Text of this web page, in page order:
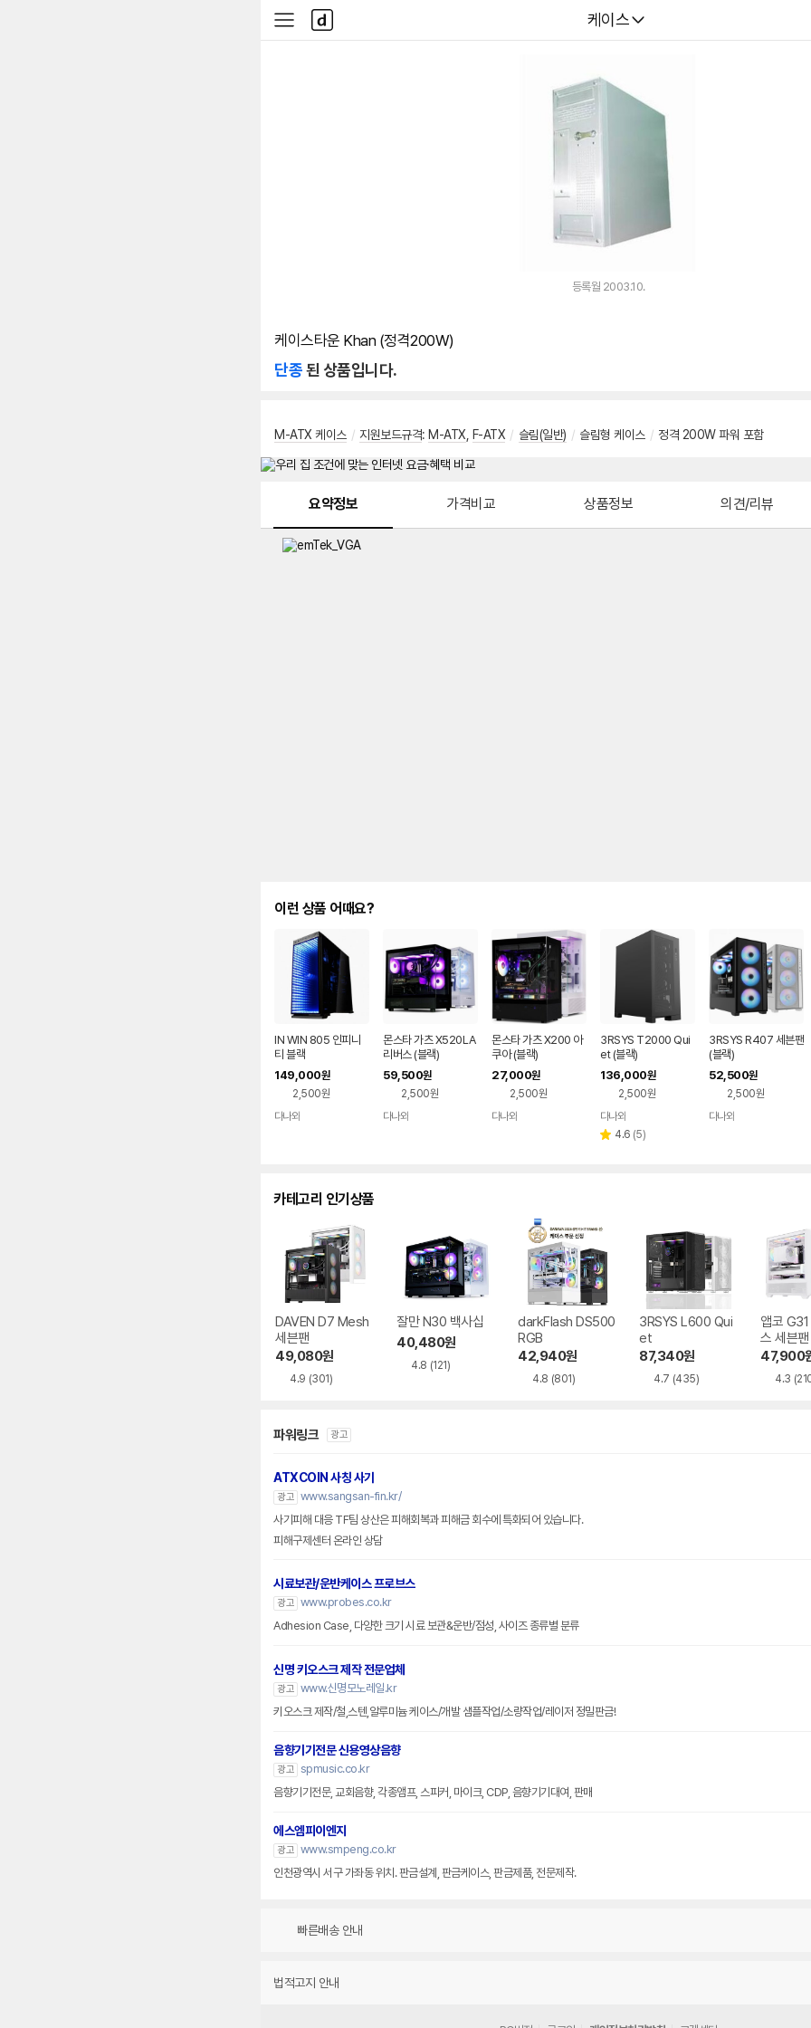
다나와
케이스
사
이
다
나
와
등록월 2003.10.
케이스타운 Khan (정격200W)
단종된 상품입니다.
M-ATX 케이스 / 지원보드규격: M-ATX F-ATX / 슬림(일반) / 슬림형 케이스 / 정격 200W 파워 포함
요약정보 가격비교 상품정보 의견/리뷰
이런 상품 어때요?
IN WIN 805 인피니
티 블랙
149,000원
2,500원
다나와
몬스타 가츠 X520LA
리버스 (블랙)
59,500원
2,500원
다나와
몬스타 가츠 X200 아
쿠아 (블랙)
27,000원
2,500원
다나와
3RSYS T2000 Qui
et (블랙)
136,000원
2,500원
페이
다나와
별 4.6 리
(5)
3RSYS R407 세븐팬
(블랙)
52,500원
2,500원
다나와
카테고리 인기상품
DAVEN D7 Mesh
세븐팬
49,080원
4.9 (301)
잘만 N30 백사십
40,480원
4.8 (121)
darkFlash DS500
RGB
42,940원
4.8 (801)
3RSYS L600 Qui
et
87,340원
4.7 (435)
앱코
스 세븐팬
47,900
4.3
파워링크 광고
ATXCOIN 사칭 사기
광고 www.sangsan-fin.kr/
사기피해 대응 TF팀 상산은 피해회복과 피해금 회수에 특화되어 있습니다.
피해구제센터 온라인 상담
시료보관/운반케이스 프로브스
광고 www.probes.co.kr
Adhesion Case, 다양한 크기 시료 보관&운반/점성, 사이즈 종류별 분류
신명 키오스크 제작 전문업체
광고 www.신명모노레일.kr
키오스크 제작/철,스텐,알루미늄 케이스/개발 샘플작업/소량작업/레이저 정밀판금!
음향기기전문 신용영상음향
광고 spmusic.co.kr
음향기기전문, 교회음향, 각종앰프, 스피커, 마이크, CDP, 음향기기대여, 판매
에스엠피이엔지
광고 www.smpeng.co.kr
인천광역시 서구 가좌동 위치. 판금설계, 판금케이스, 판금제품, 전문제작.
빠른배송 안내
법적고지 안내